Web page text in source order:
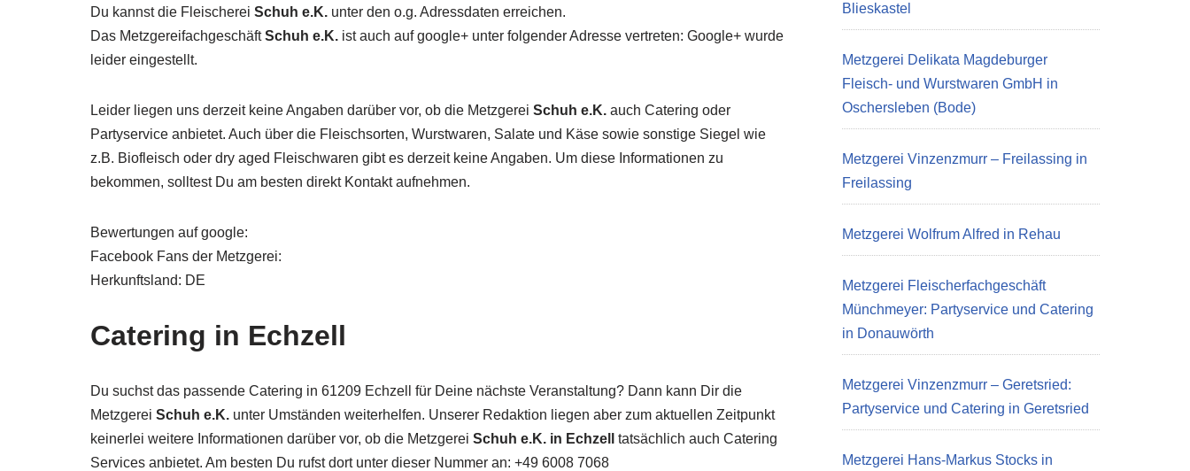
Du kannst die Fleischerei Schuh e.K. unter den o.g. Adressdaten erreichen.
Das MetzgereifachgeschäftSchuh e.K. ist auch auf google+ unter folgender Adresse vertreten: Google+ wurde
leider eingestellt.
Leider liegen uns derzeit keine Angaben darüber vor, ob die Metzgerei Schuh e.K. auch Catering oder
Partyservice anbietet. Auch über die Fleischsorten, Wurstwaren, Salate und Käse sowie sonstige Siegel wie
z.B. Biofleisch oder dry aged Fleischwaren gibt es derzeit keine Angaben. Um diese Informationen zu
bekommen, solltest Du am besten direkt Kontakt aufnehmen.
Bewertungen auf google:
Facebook Fans der Metzgerei:
Herkunftsland: DE
Catering in Echzell
Du suchst das passende Catering in 61209 Echzell für Deine nächste Veranstaltung? Dann kann Dir die
Metzgerei Schuh e.K. unter Umständen weiterhelfen. Unserer Redaktion liegen aber zum aktuellen Zeitpunkt
keinerlei weitere Informationen darüber vor, ob die Metzgerei Schuh e.K. in Echzell tatsächlich auch Catering
Services anbietet. Am besten Du rufst dort unter dieser Nummer an: +49 6008 7068
Blieskastel
Metzgerei Delikata Magdeburger
Fleisch- und Wurstwaren GmbH in
Oschersleben (Bode)
Metzgerei Vinzenzmurr – Freilassing in
Freilassing
Metzgerei Wolfrum Alfred in Rehau
Metzgerei Fleischerfachgeschäft
Münchmeyer: Partyservice und Catering
in Donauwörth
Metzgerei Vinzenzmurr – Geretsried:
Partyservice und Catering in Geretsried
Metzgerei Hans-Markus Stocks in